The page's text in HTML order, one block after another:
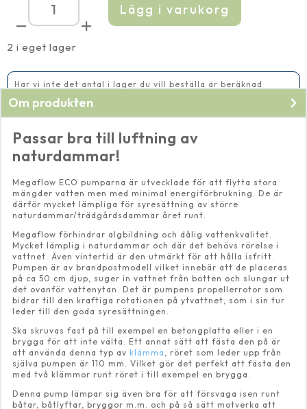
2 i eget lager
Megaflow
ECO
55000
reglerbar
mängd
Lägg i varukorg
Har vi inte det antal i lager du vill beställa är beräknad
Om produkten
Passar bra till luftning av
naturdammar!
Megaflow ECO pumparna är utvecklade för att flytta stora
mängder vatten men med minimal energiförbrukning. De är
därför mycket lämpliga för syresättning av större
naturdammar/trädgårdsdammar året runt.
Megaflow förhindrar algbildning och dålig vattenkvalitet.
Mycket lämplig i naturdammar och där det behövs rörelse i
vattnet. Även vintertid är den utmärkt för att hålla isfritt.
Pumpen är av brandpostmodell vilket innebär att de placeras
på ca 50 cm djup, suger in vattnet från botten och slungar ut
det ovanför vattenytan. Det är pumpens propellerrotor som
bidrar till den kraftiga rotationen på ytvattnet, som i sin tur
leder till den goda syresättningen.
Ska skruvas fast på till exempel en betongplatta eller i en
brygga för att inte välta. Ett annat sätt att fästa den på är
att använda denna typ av klämma , röret som leder upp från
själva pumpen är 110 mm. Vilket gör det perfekt att fästa den
med två klämmor runt röret i till exempel en brygga.
Denna pump lämpar sig även bra för att försvaga isen runt
båtar, båtlyftar, bryggor m.m. och på så sätt motverka att